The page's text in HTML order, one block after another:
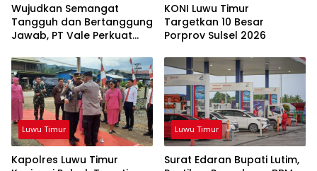
Wujudkan Semangat
Tangguh dan Bertanggung
Jawab, PT Vale Perkuat
yang Kredibel
KONI Luwu Timur
Targetkan 10 Besar
Porprov Sulsel 2026
Luwu Timur
Kapolres Luwu Timur
Luwu Timur
Surat Edaran Bupati Lutim,